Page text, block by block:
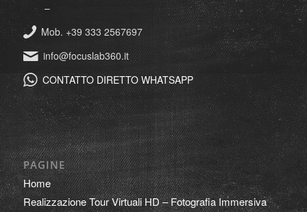
–
Mob. +39 333 2567697
info@focuslab360.it
CONTATTO DIRETTO WHATSAPP
PAGINE
Home
Realizzazione Tour Virtuali HD – Fotografia Immersiva